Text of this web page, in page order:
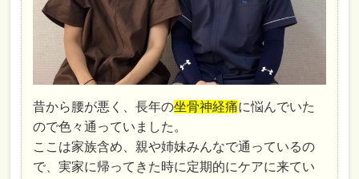
昔から腰が悪く、長年の坐骨神経痛に悩んでいた
ので色々通っていました。
ここは家族含め、親や姉妹みんなで通っているの
で、実家に帰ってきた時に定期的にケアに来てい